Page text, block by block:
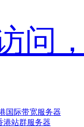
问
国际带宽服务器
港站群服务器